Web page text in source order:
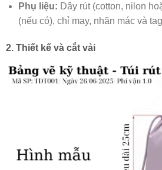
Phụ liệu: Dây rút (cotton, nilon
(nếu có), chỉ may, nhãn mác và
2. Thiết kế và cắt vải